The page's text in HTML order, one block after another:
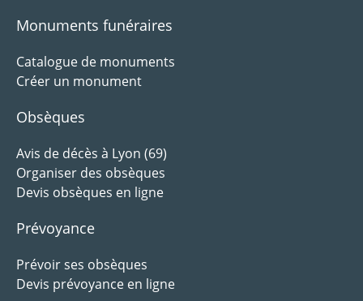
Monuments funéraires
Catalogue de monuments
Créer un monument
Obsèques
Avis de décès à Lyon (69)
Organiser des obsèques
Devis obsèques en ligne
Prévoyance
Prévoir ses obsèques
Devis prévoyance en ligne